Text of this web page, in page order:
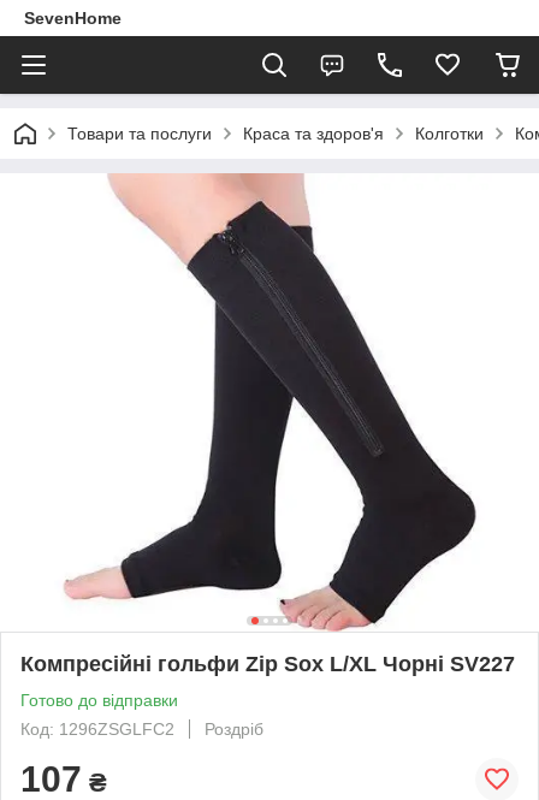
SevenHome
Товари та послуги Краса та здоров'я Колготки
Компресійні гольфи Zip Sox L/XL Чорні SV227
Готово до відправки
Код: 1296ZSGLFC2
Роздріб
107 ₴